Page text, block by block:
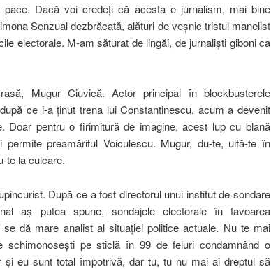
Dacă voi credeţi că acesta e jurnalism, mai bine
Senzual dezbrăcată, alături de veşnic tristul manelist
electorale. M-am săturat de lingăi, de jurnalişti giboni ca
Mugur Ciuvică. Actor principal în blockbusterele
ce i-a ţinut trena lui Constantinescu, acum a devenit
Doar pentru o firimitură de imagine, acest lup cu blană
preamăritul Voiculescu. Mugur, du-te, uită-te în
te la culcare.
După ce a fost directorul unui institut de sondare
aş putea spune, sondajele electorale în favoarea
se dă mare analist al situaţiei politice actuale. Nu te mai
schimonoseşti pe sticlă în 99 de feluri condamnând o
şi eu sunt total împotrivă, dar tu, tu nu mai ai dreptul să